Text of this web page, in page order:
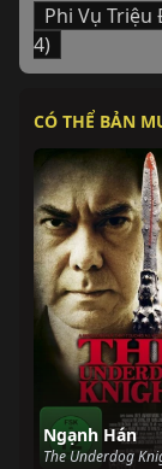
Phi Vụ Triệu
4)
CÓ THỂ BẢN
Ngạnh Hán
The Underdog